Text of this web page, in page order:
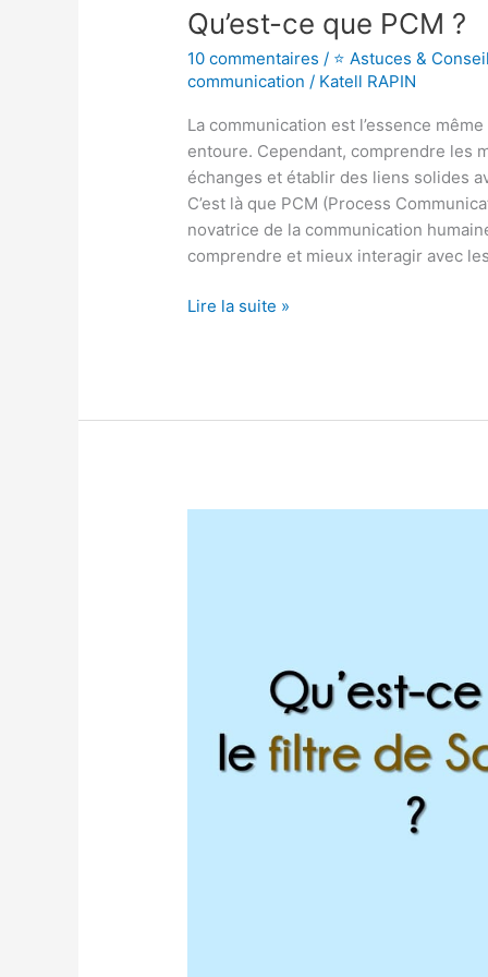
Qu’est-ce que PCM ?
10 commentaires / ⭐ Astuces &
communication / Katell RAPIN
La communication est l’essence
entoure. Cependant, comprendre les
échanges et établir des liens solides
C’est là que PCM (Process
novatrice de la communication
comprendre et mieux interagir avec
Lire la suite »